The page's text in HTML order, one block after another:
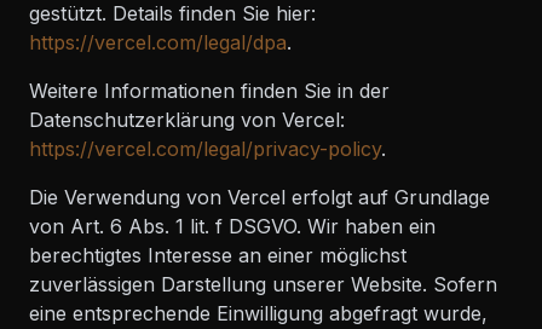
gestützt. Details finden Sie hier:
https://vercel.com/legal/dpa.
Weitere Informationen finden Sie in der
Datenschutzerklärung von Vercel:
https://vercel.com/legal/privacy-policy.
Die Verwendung von Vercel erfolgt auf Grundlage
von Art. 6 Abs. 1 lit. f DSGVO. Wir haben ein
berechtigtes Interesse an einer möglichst
zuverlässigen Darstellung unserer Website. Sofern
eine entsprechende Einwilligung abgefragt wurde,